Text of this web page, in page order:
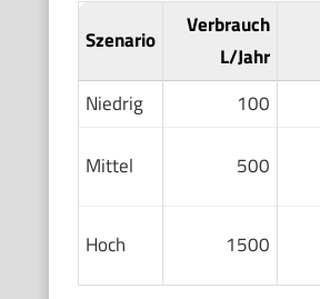
Szenario
Verbrauch
L/Jahr
Niedrig
100
Mittel 500
Hoch 1500